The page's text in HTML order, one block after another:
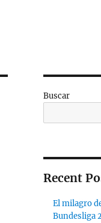
Buscar
Recent
El milagro
Bundesliga